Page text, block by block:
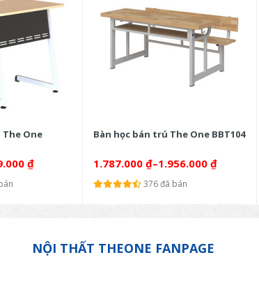
The One
₫
Bàn học bán trú The One BBT104
1.787.000 ₫–1.956.000 ₫
376 đã bán
NỘI THẤT THEONE FANPAGE